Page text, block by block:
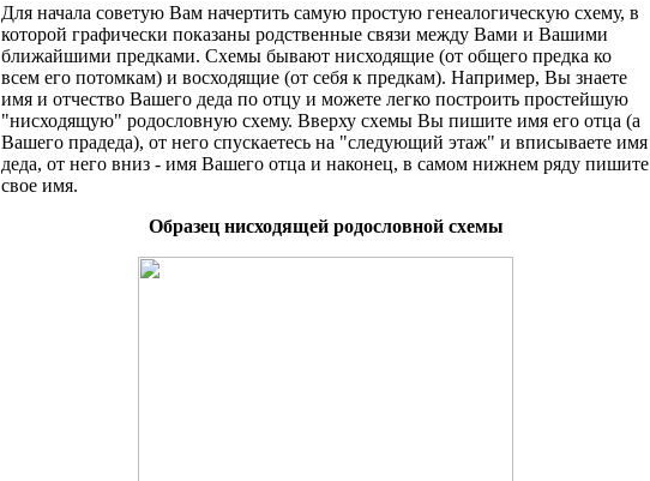
Для начала советую Вам начертить самую простую генеалогическую схему, в
которой графически показаны родственные связи между Вами и Вашими
ближайшими предками. Схемы бывают нисходящие (от общего предка ко
всем его потомкам) и восходящие (от себя к предкам). Например, Вы знаете
имя и отчество Вашего деда по отцу и можете легко построить простейшую
"нисходящую" родословную схему. Вверху схемы Вы пишите имя его отца (а
Вашего прадеда), от него спускаетесь на "следующий этаж" и вписываете имя
деда, от него вниз - имя Вашего отца и наконец, в самом нижнем ряду пишите
свое имя.
Образец нисходящей родословной схемы